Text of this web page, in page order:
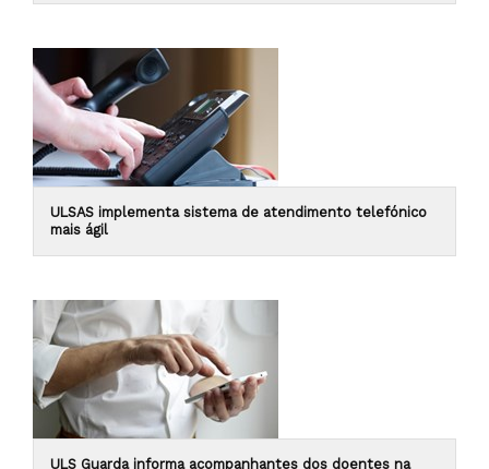
ULSAS implementa sistema de atendimento telefónico
mais ágil
ULS Guarda informa acompanhantes dos doentes na